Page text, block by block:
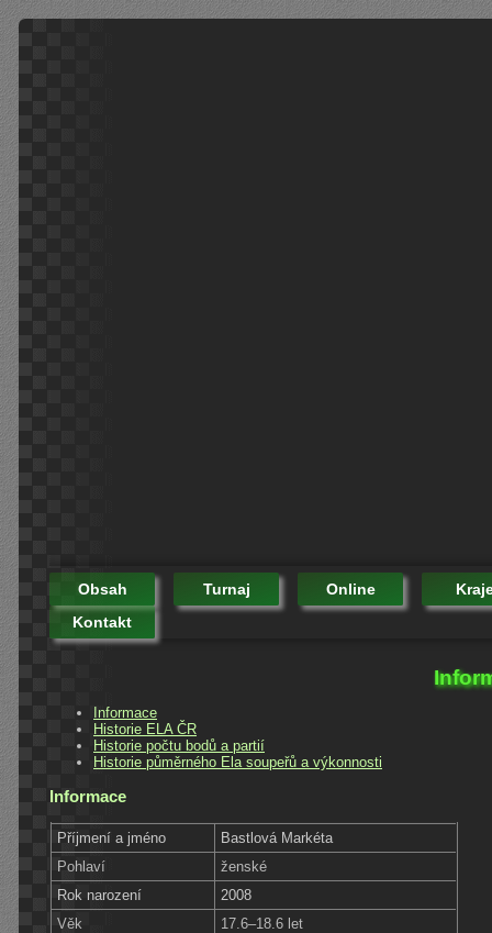
Obsah Turnaj Online
Kontakt
Informace
Historie ELA ČR
Historie počtu bodů a partií
Historie půměrného Ela soupeřů a výkonnosti
Informace
Příjmení a jméno
Bastlová Markéta
Pohlaví
ženské
Rok narození
2008
Věk
17.6–18.6 let